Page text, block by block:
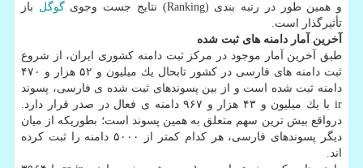
و همین طور در رتبه بندی (Ranking) نتایج جست وجوی
گوگل باز
تأثیرگذار است.
آخرین آمار دامنه های ثبت شده
طبق آخرین آمار موجود در مركز ثبت دامنه كشوری ایران، از شروع
ثبت دامنه های فارسی در كشور تابحال یك میلیون و ۵۲ هزار و ۴۷۰
دامنه ثبت شده است و از بین پسوندهای ثبت شده ی فارسی، پسوند
ir با یك میلیون و ۴۳ هزار و ۹۶۷ دامنه ی فعال در صدر قرار دارد.
درواقع بیش ترین سهم متعلق به همین پسوند است؛ بطوریكه از میان
دیگر پسوندهای فارسی، هر كدام كمتر از ۵۰۰۰ دامنه را ثبت كرده
اند.